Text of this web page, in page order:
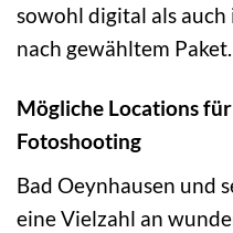
sowohl digital als
nach gewähltem Paket.
Mögliche Locations
Fotoshooting
Bad Oeynhausen und
eine Vielzahl an